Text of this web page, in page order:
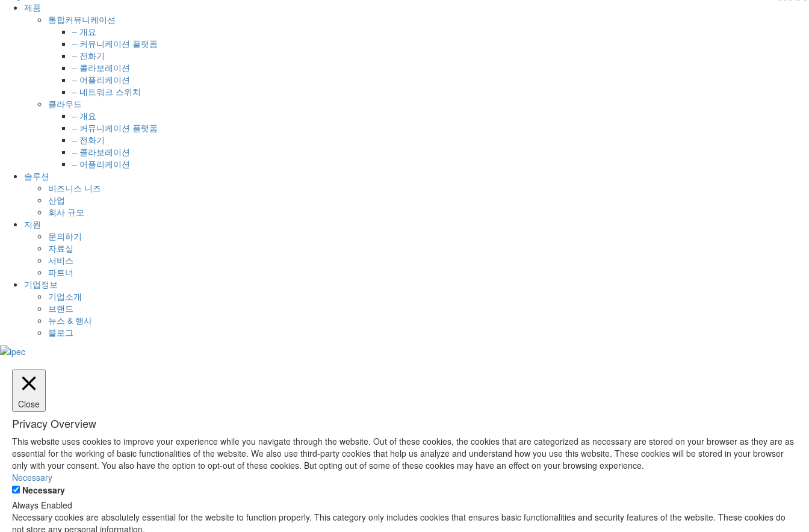
제품
통합커뮤니케이션
– 개요
– 커뮤니케이션 플랫폼
– 전화기
– 콜라보레이션
– 어플리케이션
– 네트워크 스위치
클라우드
– 개요
– 커뮤니케이션 플랫폼
– 전화기
– 콜라보레이션
– 어플리케이션
솔루션
비즈니스 니즈
산업
회사 규모
지원
문의하기
자료실
서비스
파트너
기업정보
기업소개
브랜드
뉴스 & 행사
블로그
Close
Privacy Overview
This website uses cookies to improve your experience while you navigate through the website. Out of these cookies, the cookies that are categorized as necessary are stored on your browser as they are as
essential for the working of basic functionalities of the website. We also use third-party cookies that help us analyze and understand how you use this website. These cookies will be stored in your browser
only with your consent. You also have the option to opt-out of these cookies. But opting out of some of these cookies may have an effect on your browsing experience.
Necessary
Necessary
Always Enabled
Necessary cookies are absolutely essential for the website to function properly. This category only includes cookies that ensures basic functionalities and security features of the website. These cookies do
not store any personal information.